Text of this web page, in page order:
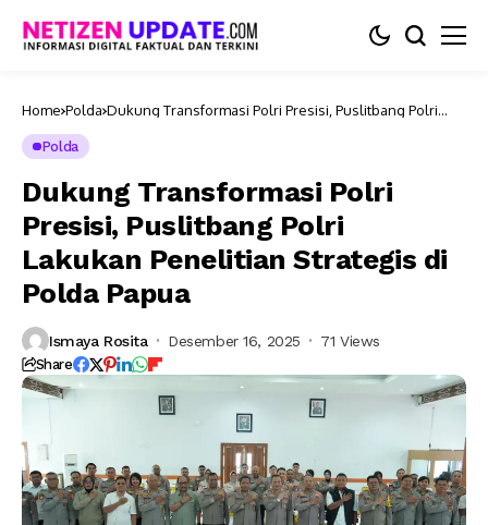
Home Polda Dukung Transformasi Polri Presisi, Puslitbang Polri
Polda
Dukung Transformasi Polri
Presisi, Puslitbang Polri
Lakukan Penelitian Strategis di
Polda Papua
Ismaya Rosita Desember 16, 2025 71 Views
Share